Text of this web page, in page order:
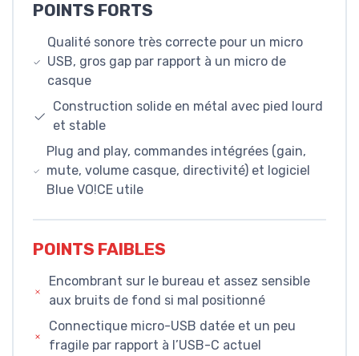
POINTS FORTS
Qualité sonore très correcte pour un micro
USB, gros gap par rapport à un micro de
casque
Construction solide en métal avec pied lourd
et stable
Plug and play, commandes intégrées (gain,
mute, volume casque, directivité) et logiciel
Blue VO!CE utile
POINTS FAIBLES
Encombrant sur le bureau et assez sensible
aux bruits de fond si mal positionné
Connectique micro-USB datée et un peu
fragile par rapport à l’USB-C actuel